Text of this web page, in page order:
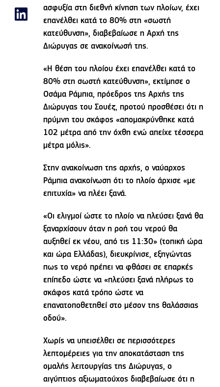
ασφυξία στη διεθνή κίνηση των πλοίων, έχει
επανέλθει κατά το 80% στη «σωστή
κατεύθυνση», διαβεβαίωσε η Αρχή της
Διώρυγας σε ανακοίνωσή της.
«Η θέση του πλοίου έχει επανέλθει κατά το
80% στη σωστή κατεύθυνση», εκτίμησε ο
Οσάμα Ράμπια, πρόεδρος της Αρχής της
Διώρυγας του Σουέζ, προτού προσθέσει ότι η
πρύμνη του σκάφος «απομακρύνθηκε κατά
102 μέτρα από την όχθη ενώ απείχε τέσσερα
μέτρα μόλις».
Στην ανακοίνωση της αρχής, ο ναύαρχος
Ράμπια ανακοίνωση ότι το πλοίο άρχισε «με
επιτυχία» να πλέει ξανά.
«Οι ελιγμοί ώστε το πλοίο να πλεύσει ξανά θα
ξαναρχίσουν όταν η ροή του νερού θα
αυξηθεί εκ νέου, από τις 11:30» (τοπική ώρα
και ώρα Ελλάδας), διευκρίνισε, εξηγώντας
πως το νερό πρέπει να φθάσει σε επαρκές
επίπεδο ώστε να «πλεύσει ξανά πλήρως το
σκάφος κατά τρόπο ώστε να
επανατοποθετηθεί στο μέσον της θαλάσσιας
οδού».
Χωρίς να υπεισέλθει σε περισσότερες
λεπτομέρειες για την αποκατάσταση της
ομαλής λειτουργίας της Διώρυγας, ο
αιγύπτιος αξιωματούχος διαβεβαίωσε ότι η